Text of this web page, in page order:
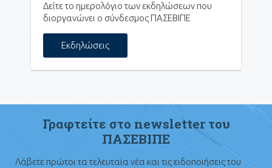
Δείτε το ημερολόγιο των εκδηλώσεων που
διοργανώνει ο σύνδεσμος ΠΑΣΕΒΙΠΕ
Εκδηλώσεις
Γραφτείτε στο newsletter του
ΠΑΣΕΒΙΠΕ
Λάβετε πρώτοι τα τελευταία νέα και τις ειδοποιήσεις του